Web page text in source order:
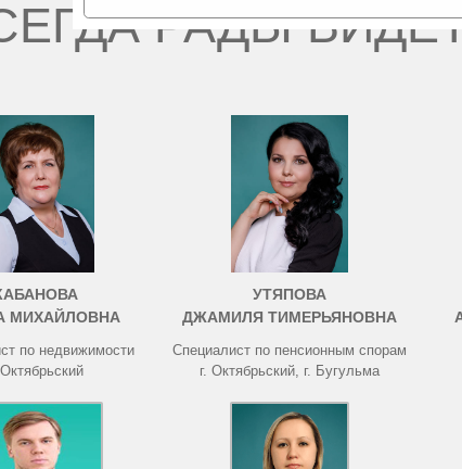
РАДЫ
МИХАЙЛОВНА
по недвижимости
Октябрьский
УТЯПОВА
ДЖАМИЛЯ ТИМЕРЬЯНОВНА
Специалист по пенсионным спорам
г. Октябрьский, г. Бугульма